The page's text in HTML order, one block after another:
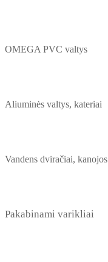
OMEGA PVC valtys
Aliuminės valtys, kateriai
Vandens dviračiai, kanojos
Pakabinami varikliai